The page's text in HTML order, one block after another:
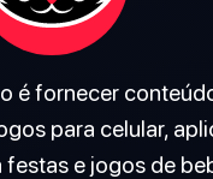
é fornecer
para celular,
festas e jogos de